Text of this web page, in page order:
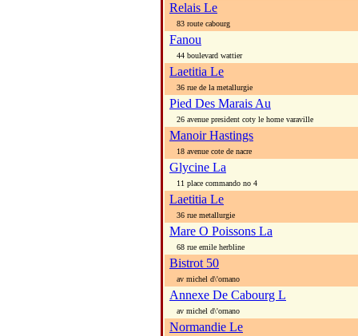
Relais Le
83 route cabourg
Fanou
44 boulevard wattier
Laetitia Le
36 rue de la metallurgie
Pied Des Marais Au
26 avenue president coty le home varaville
Manoir Hastings
18 avenue cote de nacre
Glycine La
11 place commando no 4
Laetitia Le
36 rue metallurgie
Mare O Poissons La
68 rue emile herbline
Bistrot 50
av michel d\'ornano
Annexe De Cabourg L
av michel d\'ornano
Normandie Le